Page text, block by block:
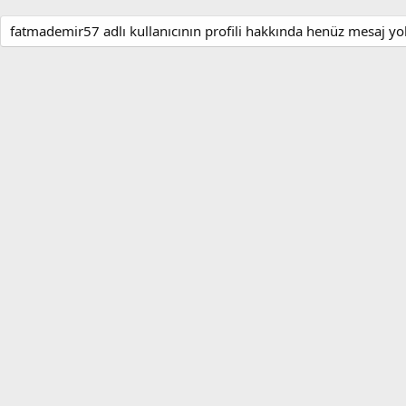
fatmademir57 adlı kullanıcının profili hakkında henüz mesaj